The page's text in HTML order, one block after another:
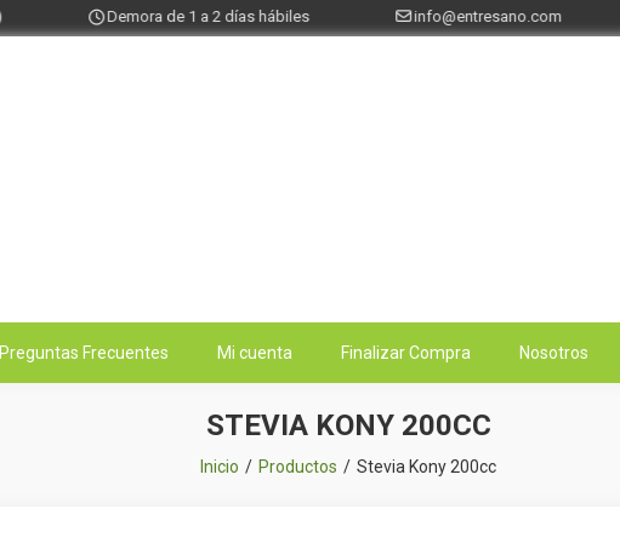
Demora de 1 a 2 días hábiles info@entresano.com
Preguntas Frecuentes Mi cuenta Finalizar Compra Nosotros
STEVIA KONY 200CC
Inicio Productos Stevia Kony 200cc